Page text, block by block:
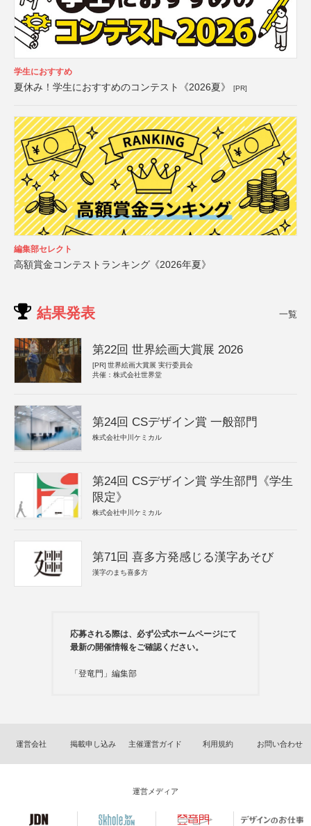
学生におすすめ
夏休み！学生におすすめのコンテスト《2026夏》 [PR]
編集部セレクト
高額賞金コンテストランキング《2026年夏》
結果発表 一覧
第22回 世界絵画大賞展 2026
[PR] 世界絵画大賞展 実行委員会
共催：株式会社世界堂
第24回 CSデザイン賞 一般部門
株式会社中川ケミカル
第24回 CSデザイン賞 学生部門《学生
限定》
株式会社中川ケミカル
第71回 喜多方発感じる漢字あそび
漢字のまち喜多方
応募される際は、必ず公式ホームページにて
最新の開催情報をご確認ください。
「登竜門」編集部
運営会社 掲載申し込み 主催運営ガイド 利用規約 お問い合わせ
運営メディア